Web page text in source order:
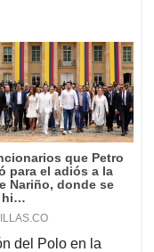
del Polo en la